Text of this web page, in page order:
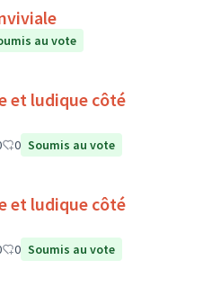
au vote
et ludique côté
0 Soumis au vote
et ludique côté
0 Soumis au vote